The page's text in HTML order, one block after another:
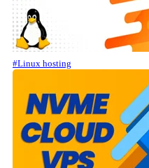
#Linux hosting